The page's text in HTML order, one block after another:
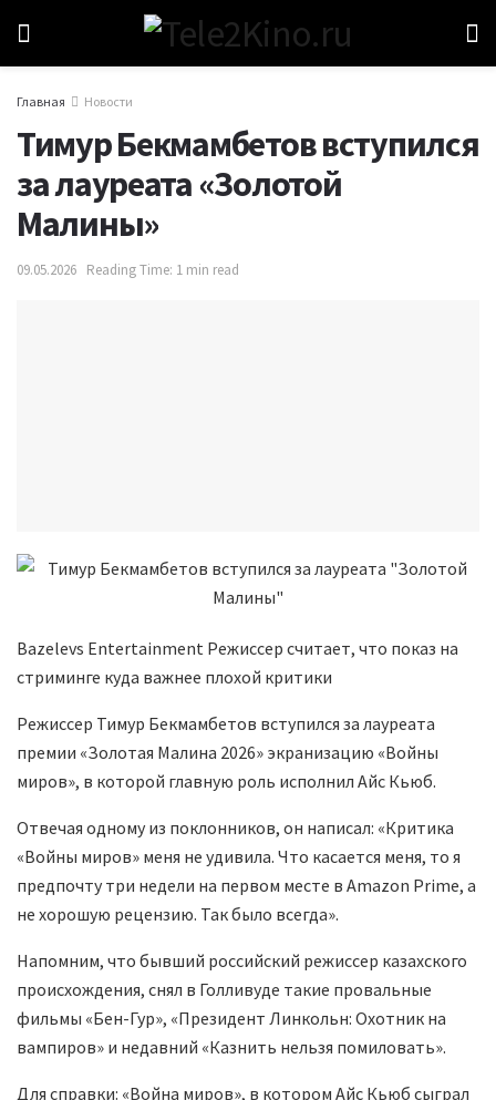
Главная Новости
Тимур Бекмамбетов вступился
за лауреата «Золотой
Малины»
09.05.2026 Reading Time: 1 min read
Bazelevs Entertainment Режиссер считает, что показ на
стриминге куда важнее плохой критики
Режиссер Тимур Бекмамбетов вступился за лауреата
премии «Золотая Малина 2026» экранизацию «Войны
миров», в которой главную роль исполнил Айс Кьюб.
Отвечая одному из поклонников, он написал: «Критика
«Войны миров» меня не удивила. Что касается меня, то я
предпочту три недели на первом месте в Amazon Prime, а
не хорошую рецензию. Так было всегда».
Напомним, что бывший российский режиссер казахского
происхождения, снял в Голливуде такие провальные
фильмы «Бен-Гур», «Президент Линкольн: Охотник на
вампиров» и недавний «Казнить нельзя помиловать».
Для справки: «Война миров», в котором Айс Кьюб сыграл